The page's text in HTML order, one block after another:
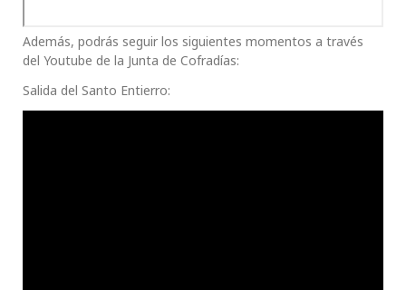
Además, podrás seguir los siguientes momentos a través
del Youtube de la Junta de Cofradías:
Salida del Santo Entierro: